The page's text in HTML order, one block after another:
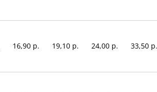
16,90 р. 19,10 р. 24,00 р. 33,50 р.